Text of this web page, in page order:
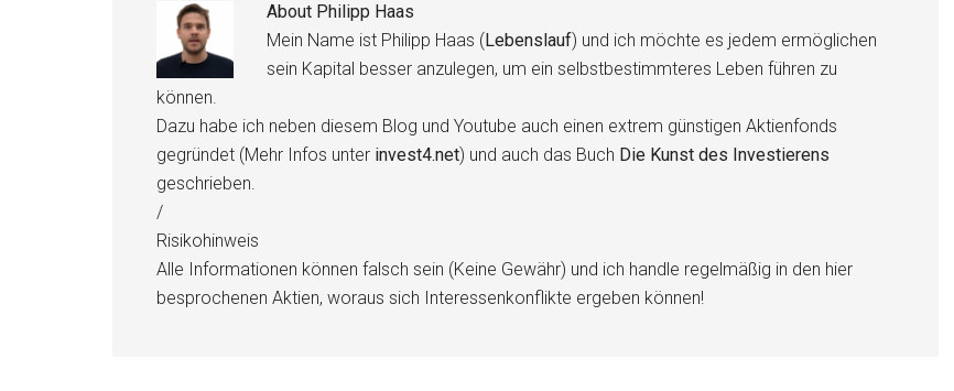
About Philipp Haas
Mein Name ist Philipp Haas (Lebenslauf) und ich möchte es jedem ermöglichen
sein Kapital besser anzulegen, um ein selbstbestimmteres Leben führen zu
können.
Dazu habe ich neben diesem Blog und Youtube auch einen extrem günstigen Aktienfonds
gegründet (Mehr Infos unter invest4.net) und auch das Buch Die Kunst des Investierens
geschrieben.
/
Risikohinweis
Alle Informationen können falsch sein (Keine Gewähr) und ich handle regelmäßig in den hier
besprochenen Aktien, woraus sich Interessenkonflikte ergeben können!